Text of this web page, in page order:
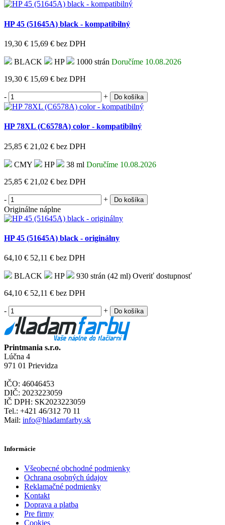
HP 45 (51645A) black - kompatibilný
19,30 € 15,69 € bez DPH
BLACK HP 1000 strán Doručíme 10.08.2026
19,30 € 15,69 € bez DPH
- + Do košíka
HP 78XL (C6578A) color - kompatibilný
25,85 € 21,02 € bez DPH
CMY HP 38 ml Doručíme 10.08.2026
25,85 € 21,02 € bez DPH
- + Do košíka
Originálne náplne
HP 45 (51645A) black - originálny
64,10 € 52,11 € bez DPH
BLACK HP 930 strán (42 ml) Overiť dostupnosť
64,10 € 52,11 € bez DPH
- + Do košíka
Printmania s.r.o.
Lúčna 4
971 01 Prievidza
IČO: 46046453
DIČ: 2023223059
IČ DPH: SK2023223059
Tel.: +421 46/312 70 11
Mail: info@hladamfarby.sk
Informácie
Všeobecné obchodné podmienky
Ochrana osobných údajov
Reklamačné podmienky
Kontakt
Doprava a platba
Pre firmy
Cookies